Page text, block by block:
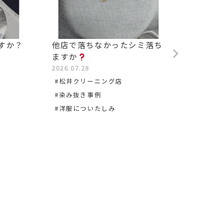
か？
他店で落ちなかったシミ落ち
ますか
2026.07.28
#松井クリーニング店
#染み抜き事例
#洋服についたしみ